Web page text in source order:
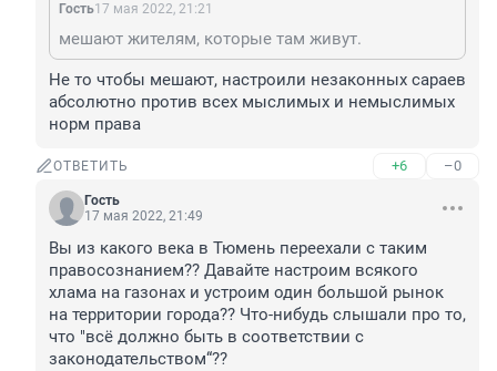
Гость17 мая 2022, 21:21
мешают жителям, которые там живут.
Не то чтобы мешают, настроили незаконных сараев
абсолютно против всех мыслимых и немыслимых
норм права
ОТВЕТИТЬ +6 –0
Гость
17 мая 2022, 21:49
Вы из какого века в Тюмень переехали с таким
правосознанием?? Давайте настроим всякого
хлама на газонах и устроим один большой рынок
на территории города?? Что-нибудь слышали про то,
что "всё должно быть в соответствии с
законодательством“??